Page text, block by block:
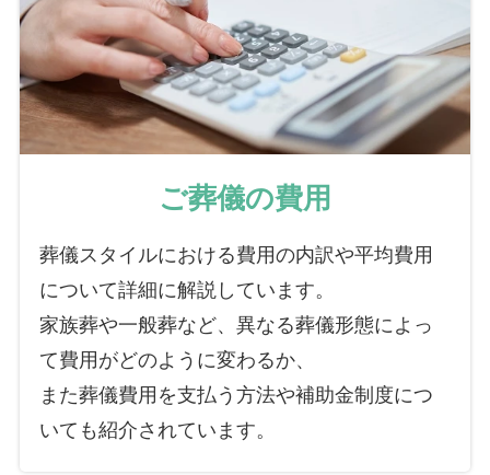
ご葬儀の費用
葬儀スタイルにおける費用の内訳や平均費用
について詳細に解説しています。
家族葬や一般葬など、異なる葬儀形態によっ
て費用がどのように変わるか、
また葬儀費用を支払う方法や補助金制度につ
いても紹介されています。